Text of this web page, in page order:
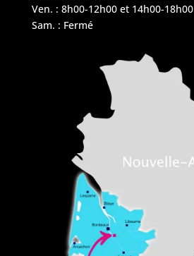
Ven. : 8h00-12h00 et 14h00-18h00
Sam. : Fermé